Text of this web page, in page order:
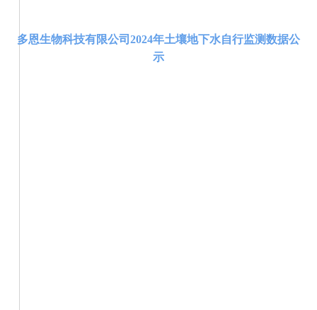
多恩生物科技有限公司2024年土壤地下水自行监测数据公
示